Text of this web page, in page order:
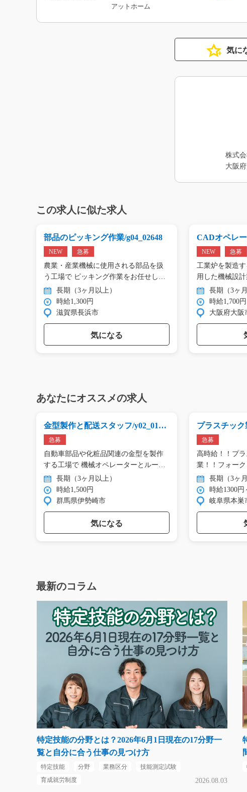
アットホーム
気に
株式
大阪
この求人に似た求人
部品のピッキング作業/g04_02648
NEW 急募
農業・産業機械に使用される部品を扱
う工場で ピッキング作業をお任せし
ま… 長期（3ヶ月以上）
時給1,300円
滋賀県長浜市
気になる
CADオペレ
NEW 急募
工業炉を製造
用した機械設
…
長期（3ヶ
時給1,700円
大阪府大阪
あなたにオススメの求人
金型製作と配送スタッフ/y02_0174
3急募
自動車部品や化粧品関連の金型を製作
する工場で 機械オペレーターとルー
ト… 長期（3ヶ月以上）
時給1,500円
群馬県伊勢崎市
気になる
プラスチック
00162
急募
高時給！！プ
業！！フォー
☆… 長期（3ヶ
時給1300円
岐阜県本巣
最新のコラム
特定技能の分野とは？2026年6月1日現在の17分野一
覧と自分に合う仕事の見つけ方
特定技能 分野 業務区分
技能測定試験
育成就労制度
2026.08.03